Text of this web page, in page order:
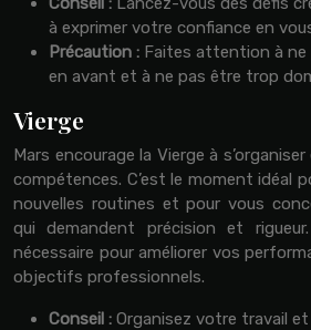
à exprimer votre confiance en
Précaution : Faites attention à
en avant et à ne pas être trop
Vierge
Mars encourage la Vierge à
compétences. C’est le moment idéal
nouvelles routines et pour vous
qui demandent précision et rigueur.
nécessaire pour améliorer vos
objectifs professionnels.
Conseil : Organisez votre travail